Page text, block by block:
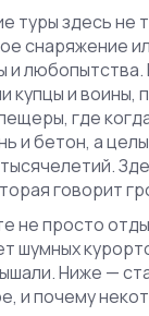
туры здесь не
снаряжение
и
купцы и
где
и бетон, а
.
говорит
не просто
шумных
Ниже —
и почему